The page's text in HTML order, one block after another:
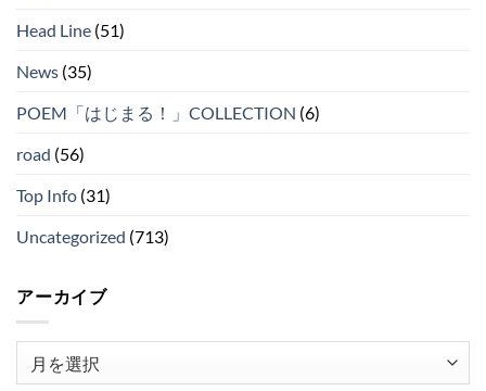
Head Line (51)
News (35)
POEM「はじまる！」COLLECTION (6)
road (56)
Top Info (31)
Uncategorized (713)
アーカイブ